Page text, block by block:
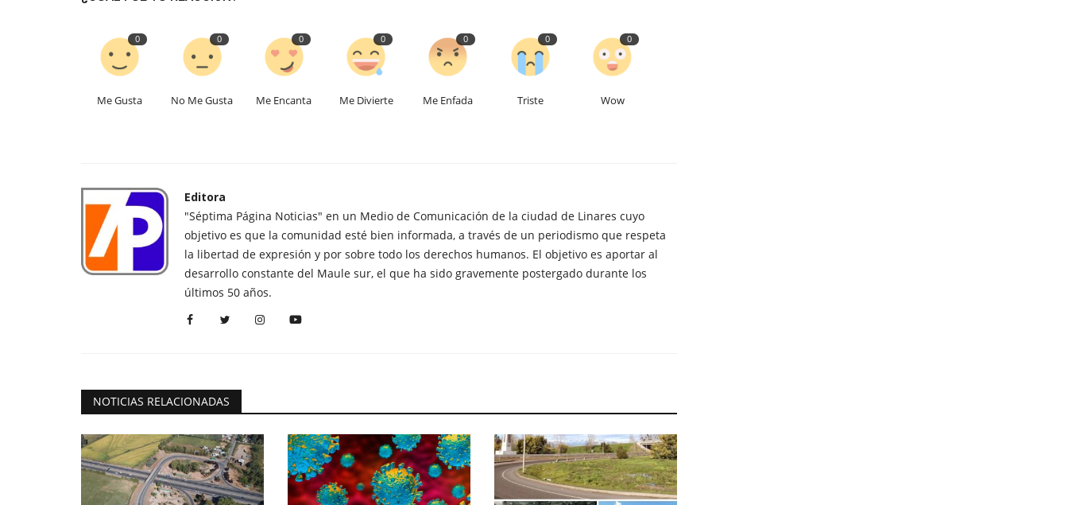
0
Me Gusta
0
No Me Gusta
0
Me Encanta
0
Me Divierte
0
Me Enfada
0
Triste
0
Wow
Editora
"Séptima Página Noticias" en un Medio de Comunicación de la ciudad de Linares cuyo
objetivo es que la comunidad esté bien informada, a través de un periodismo que respeta
la libertad de expresión y por sobre todo los derechos humanos. El objetivo es aportar al
desarrollo constante del Maule sur, el que ha sido gravemente postergado durante los
últimos 50 años.
NOTICIAS RELACIONADAS